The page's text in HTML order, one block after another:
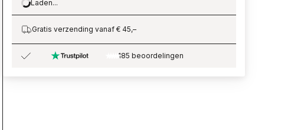
Loading…
Laden...
Gratis verzending vanaf € 45,–
185 beoordelingen